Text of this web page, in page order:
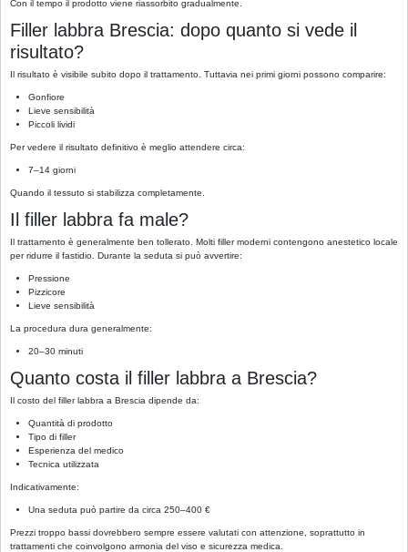
Con il tempo il prodotto viene riassorbito gradualmente.
Filler labbra Brescia: dopo quanto si vede il
risultato?
Il risultato è visibile subito dopo il trattamento. Tuttavia nei primi giorni possono comparire:
Gonfiore
Lieve sensibilità
Piccoli lividi
Per vedere il risultato definitivo è meglio attendere circa:
7–14 giorni
Quando il tessuto si stabilizza completamente.
Il filler labbra fa male?
Il trattamento è generalmente ben tollerato. Molti filler moderni contengono anestetico locale
per ridurre il fastidio. Durante la seduta si può avvertire:
Pressione
Pizzicore
Lieve sensibilità
La procedura dura generalmente:
20–30 minuti
Quanto costa il filler labbra a Brescia?
Il costo del filler labbra a Brescia dipende da:
Quantità di prodotto
Tipo di filler
Esperienza del medico
Tecnica utilizzata
Indicativamente:
Una seduta può partire da circa 250–400 €
Prezzi troppo bassi dovrebbero sempre essere valutati con attenzione, soprattutto in
trattamenti che coinvolgono armonia del viso e sicurezza medica.